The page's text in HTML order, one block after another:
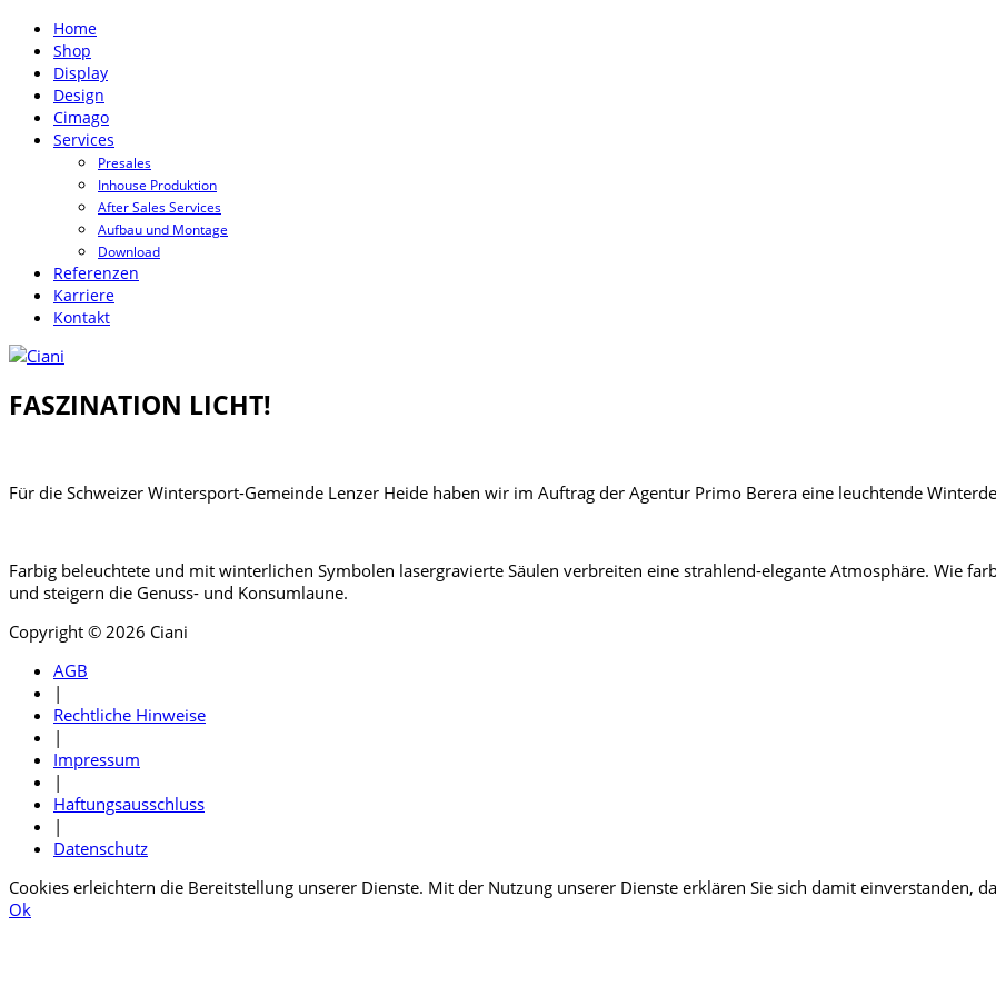
Home
Shop
Display
Design
Cimago
Services
Presales
Inhouse Produktion
After Sales Services
Aufbau und Montage
Download
Referenzen
Karriere
Kontakt
FASZINATION LICHT!
Für die Schweizer Wintersport-Gemeinde Lenzer Heide haben wir im Auftrag der Agentur Primo Berera eine leuchtende
Farbig beleuchtete und mit winterlichen Symbolen lasergravierte Säulen verbreiten eine strahlend-elegante Atmosphäre. Wie
und steigern die Genuss- und Konsumlaune.
Copyright © 2026 Ciani
AGB
|
Rechtliche Hinweise
|
Impressum
|
Haftungsausschluss
|
Datenschutz
Cookies erleichtern die Bereitstellung unserer Dienste. Mit der Nutzung unserer Dienste erklären Sie sich damit einverstanden,
Ok